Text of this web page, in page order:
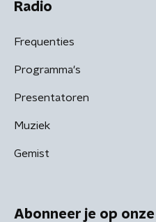
Radio
Frequenties
Programma's
Presentatoren
Muziek
Gemist
Abonneer je op